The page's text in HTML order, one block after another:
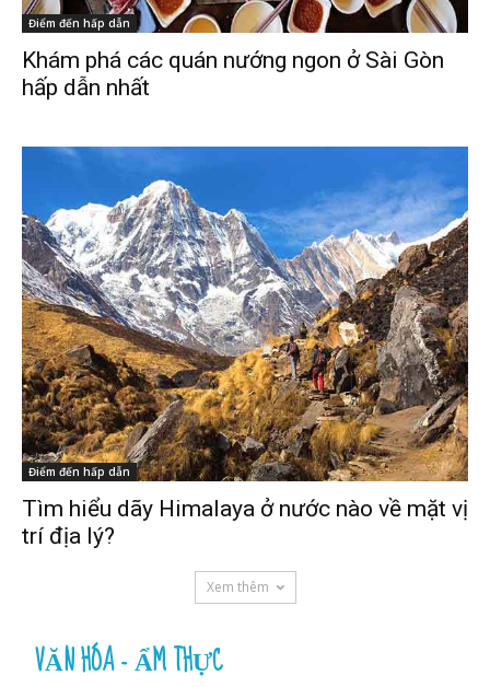
Điểm đến hấp dẫn
Khám phá các quán nướng ngon ở Sài Gòn
hấp dẫn nhất
Điểm đến hấp dẫn
Tìm hiểu dãy Himalaya ở nước nào về mặt vị
trí địa lý?
Xem thêm
VĂN HÓA - ẨM THỰC